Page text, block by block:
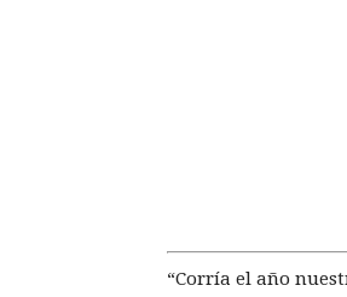
“Corría el año